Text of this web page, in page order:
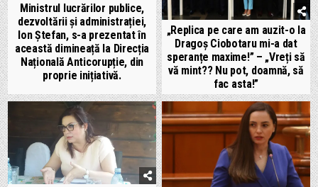
Ministrul lucrărilor publice,
dezvoltării și administrației,
Ion Ștefan, s-a prezentat în
această dimineață la Direcția
Națională Anticorupție, din
proprie inițiativă.
„Replica pe care am auzit-o la
Dragoș Ciobotaru mi-a dat
speranțe maxime!” – „Vreți să
vă mint?? Nu pot, doamnă, să
fac asta!”